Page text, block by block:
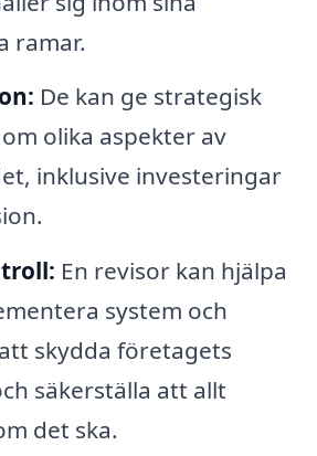
ramar.
De kan ge strategisk
olika aspekter av
inklusive investeringar
En revisor kan hjälpa
system och
skydda företagets
säkerställa att allt
det ska.